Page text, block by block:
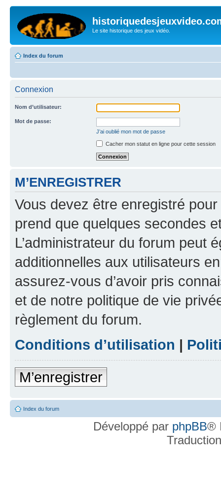
Le site historique des jeux vidéo.
Index du forum
Connexion
Nom d’utilisateur:
Mot de passe:
J’ai oublié mon mot de passe
Cacher mon statut en ligne pour cette session
M’ENREGISTRER
Vous devez être enregistré
prend que quelques secondes
L’administrateur du forum peut
additionnelles aux utilisateurs
assurez-vous d’avoir pris
et de notre politique de vie
règlement du forum.
Conditions d’utilisation |
M’enregistrer
Index du forum
Développé par phpBB®